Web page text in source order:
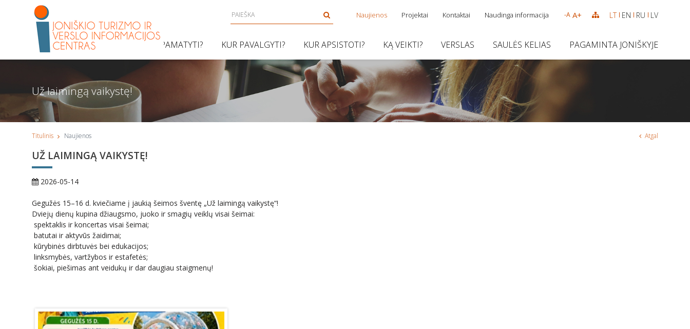
Naujienos Projektai Kontaktai Naudinga informacija -A A+ LT EN RU LV
KĄ PAMATYTI? KUR PAVALGYTI? KUR APSISTOTI? KĄ VEIKTI? VERSLAS SAULĖS KELIAS PAGAMINTA JONIŠKYJE
Už laimingą vaikystę!
Titulinis Naujienos Atgal
UŽ LAIMINGĄ VAIKYSTĘ!
2026-05-14
Gegužės 15–16 d. kviečiame į jaukią šeimos šventę „Už laimingą vaikystę“!
Dviejų dienų kupina džiaugsmo, juoko ir smagių veiklų visai šeimai:
spektaklis ir koncertas visai šeimai;
batutai ir aktyvūs žaidimai;
kūrybinės dirbtuvės bei edukacijos;
linksmybės, vartžybos ir estafetės;
šokiai, piešimas ant veidukų ir dar daugiau staigmenų!